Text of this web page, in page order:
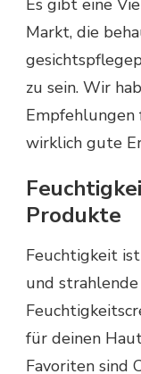
Markt, die
zu sein. Wir
wirklich gute
Produkte
Feuchtigkeit
und
für deinen
Favoriten sind